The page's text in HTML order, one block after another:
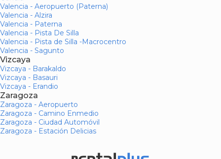
Valencia - Aeropuerto (Paterna)
Valencia - Alzira
Valencia - Paterna
Valencia - Pista De Silla
Valencia - Pista de Silla -Macrocentro
Valencia - Sagunto
Vizcaya
Vizcaya - Barakaldo
Vizcaya - Basauri
Vizcaya - Erandio
Zaragoza
Zaragoza - Aeropuerto
Zaragoza - Camino Enmedio
Zaragoza - Ciudad Automóvil
Zaragoza - Estación Delicias